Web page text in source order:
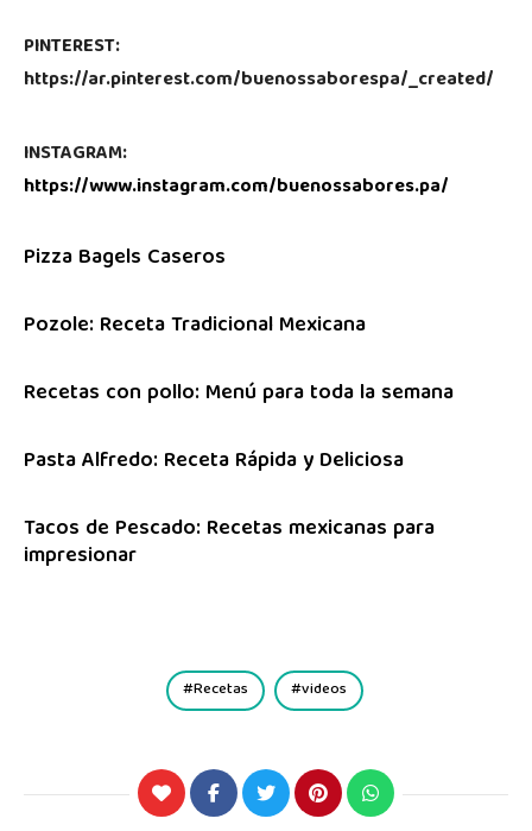
PINTEREST:
https://ar.pinterest.com/buenossaborespa/_created/
INSTAGRAM:
https://www.instagram.com/buenossabores.pa/
Pizza Bagels Caseros
Pozole: Receta Tradicional Mexicana
Recetas con pollo: Menú para toda la semana
Pasta Alfredo: Receta Rápida y Deliciosa
Tacos de Pescado: Recetas mexicanas para
impresionar
Recetas videos